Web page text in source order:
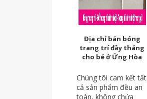
Địa chỉ bán bóng
trang trí đầy tháng
cho bé ở Ứng Hòa
Chúng tôi cam kết tất
cả sản phẩm đều an
toàn, không chứa